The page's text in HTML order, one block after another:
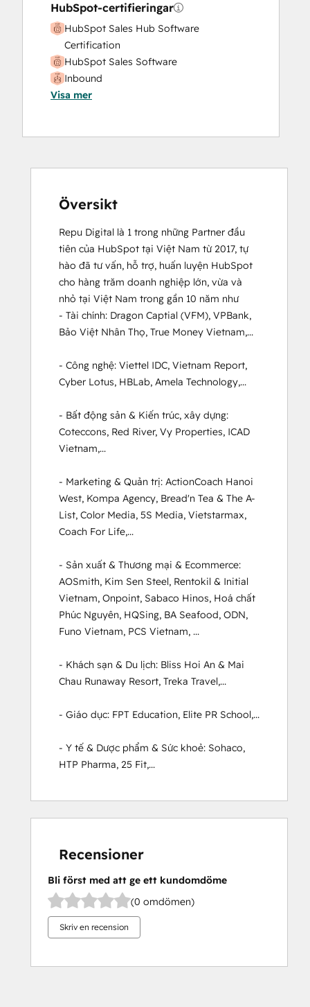
Search Engine Optimization
Website Design
Website Migration
HubSpot-certifieringar
HubSpot Sales Hub Software
Certification
HubSpot Sales Software
Inbound
Visa mer
Översikt
Repu Digital là 1 trong những Partner đầu
tiên của HubSpot tại Việt Nam từ 2017, tự
hào đã tư vấn, hỗ trợ, huấn luyện HubSpot
cho hàng trăm doanh nghiệp lớn, vừa và
nhỏ tại Việt Nam trong gần 10 năm như
- Tài chính: Dragon Captial (VFM), VPBank,
Bảo Việt Nhân Thọ, True Money Vietnam,...
- Công nghệ: Viettel IDC, Vietnam Report,
Cyber Lotus, HBLab, Amela Technology,...
- Bất động sản & Kiến trúc, xây dựng:
Coteccons, Red River, Vy Properties, ICAD
Vietnam,...
- Marketing & Quản trị: ActionCoach Hanoi
West, Kompa Agency, Bread'n Tea & The A-
List, Color Media, 5S Media, Vietstarmax,
Coach For Life,...
- Sản xuất & Thương mại & Ecommerce:
AOSmith, Kim Sen Steel, Rentokil & Initial
Vietnam, Onpoint, Sabaco Hinos, Hoá chất
Phúc Nguyên, HQSing, BA Seafood, ODN,
Funo Vietnam, PCS Vietnam, ...
- Khách sạn & Du lịch: Bliss Hoi An & Mai
Chau Runaway Resort, Treka Travel,...
- Giáo dục: FPT Education, Elite PR School,...
- Y tế & Dược phẩm & Sức khoẻ: Sohaco,
HTP Pharma, 25 Fit,...
Recensioner
Bli först med att ge ett kundomdöme
(0 omdömen)
Skriv en recension